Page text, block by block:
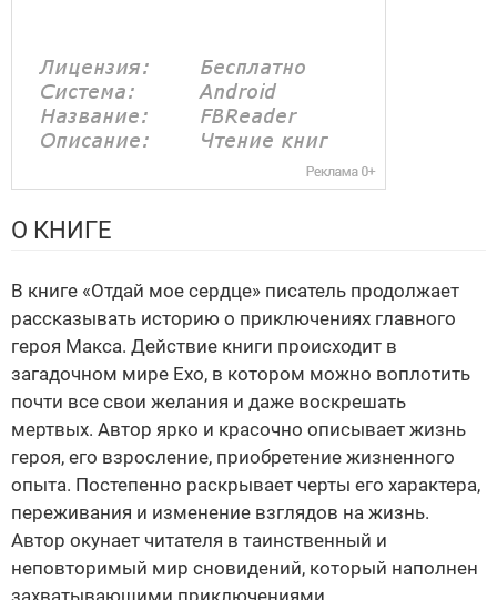
О КНИГЕ
В книге «Отдай мое сердце» писатель продолжает
рассказывать историю о приключениях главного
героя Макса. Действие книги происходит в
загадочном мире Ехо, в котором можно воплотить
почти все свои желания и даже воскрешать
мертвых. Автор ярко и красочно описывает жизнь
героя, его взросление, приобретение жизненного
опыта. Постепенно раскрывает черты его характера,
переживания и изменение взглядов на жизнь.
Автор окунает читателя в таинственный и
неповторимый мир сновидений, который наполнен